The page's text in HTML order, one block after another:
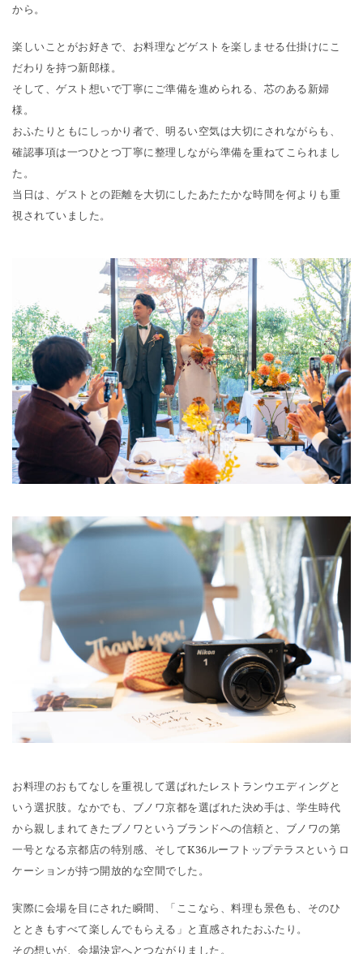
から。
楽しいことがお好きで、お料理などゲストを楽しませる仕掛けにこ
だわりを持つ新郎様。
そして、ゲスト想いで丁寧にご準備を進められる、芯のある新婦
様。
おふたりともにしっかり者で、明るい空気は大切にされながらも、
確認事項は一つひとつ丁寧に整理しながら準備を重ねてこられまし
た。
当日は、ゲストとの距離を大切にしたあたたかな時間を何よりも重
視されていました。
お料理のおもてなしを重視して選ばれたレストランウエディングと
いう選択肢。なかでも、ブノワ京都を選ばれた決め手は、学生時代
から親しまれてきたブノワというブランドへの信頼と、ブノワの第
一号となる京都店の特別感、そしてK36ルーフトップテラスというロ
ケーションが持つ開放的な空間でした。
実際に会場を目にされた瞬間、「ここなら、料理も景色も、そのひ
とときもすべて楽しんでもらえる」と直感されたおふたり。
その想いが、会場決定へとつながりました。